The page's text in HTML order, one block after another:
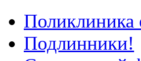
Поликлиника
Подлинники!